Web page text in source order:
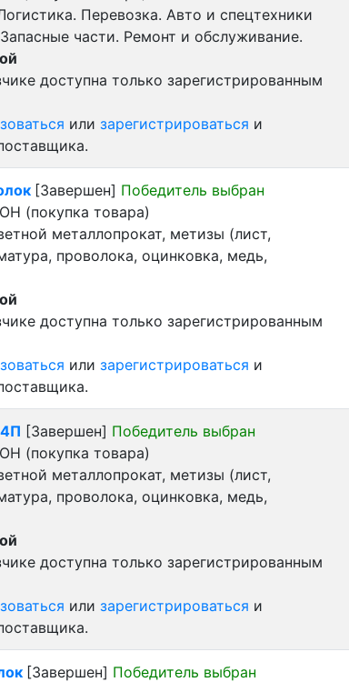
Перевозка. Авто и спецтехники
части. Ремонт и обслуживание.
доступна только зарегистрированным
или зарегистрироваться и
[Завершен] Победитель выбран
(покупка товара)
металлопрокат, метизы (лист,
проволока, оцинковка, медь,
доступна только зарегистрированным
или зарегистрироваться и
[Завершен] Победитель выбран
(покупка товара)
металлопрокат, метизы (лист,
проволока, оцинковка, медь,
доступна только зарегистрированным
или зарегистрироваться и
[Завершен] Победитель выбран